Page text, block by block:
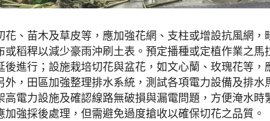
花、苗木及草皮等，應加強花網、支柱或增設抗風網，
或稻稈以減少豪雨沖刷土表。預定播種或定植作業之馬
後進行；設施栽培切花與盆花，如文心蘭、玫瑰花等，
外，田區加強整理排水系統，測試各項電力設備及排水
高電力設施及確認線路無破損與漏電問題，方便淹水時
加強採後處理，但需避免過度搶收以確保切花之品質。